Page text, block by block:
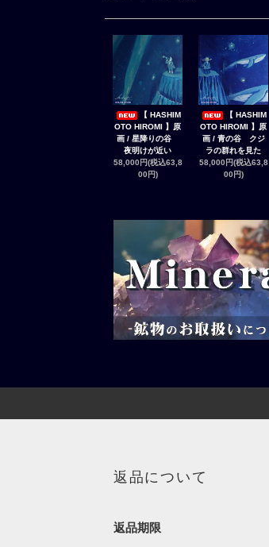
【 HASHIM
OTO HIROMI 】原
画 / 星降りの谷
夜明けが近い
58,000円(税込63,8
00円)
【 HASHIM
OTO HIROMI 】原
画 / 青の谷 クジ
ラの群れを見た
58,000円(税込63,8
00円)
返品について
返品期限